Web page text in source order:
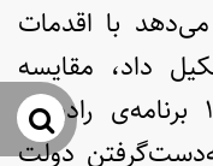
با اقدمات
داد، مقایسه
خواهد شد. پاسوک در ۱۹۸۰ برنامه‌ی رادیکالِ
دولت